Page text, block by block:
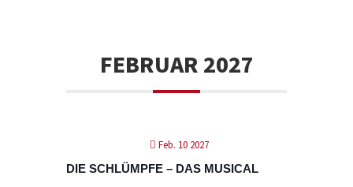
FEBRUAR 2027
Feb. 10 2027
DIE SCHLÜMPFE – DAS MUSICAL